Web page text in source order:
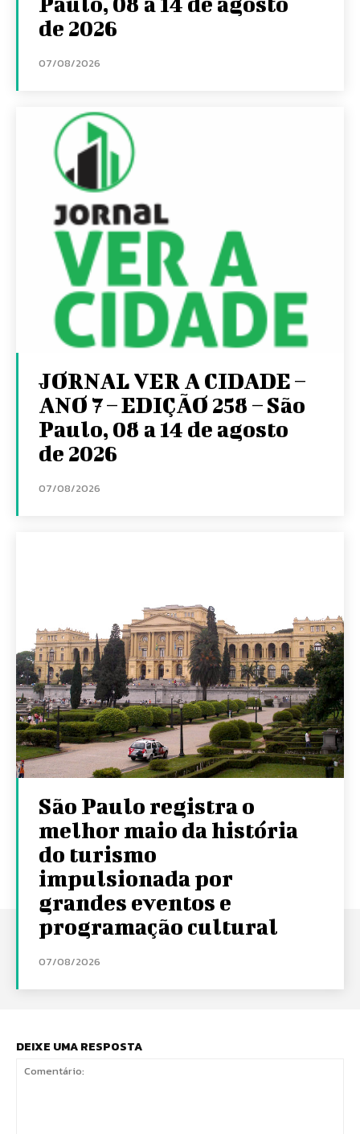
de 2026
07/08/2026
JORNAL VER A CIDADE –
ANO 7 – EDIÇÃO 258 – São
Paulo, 08 a 14 de agosto
de 2026
07/08/2026
São Paulo registra o
melhor maio da história
do turismo
impulsionada por
grandes eventos e
programação cultural
07/08/2026
DEIXE UMA RESPOSTA